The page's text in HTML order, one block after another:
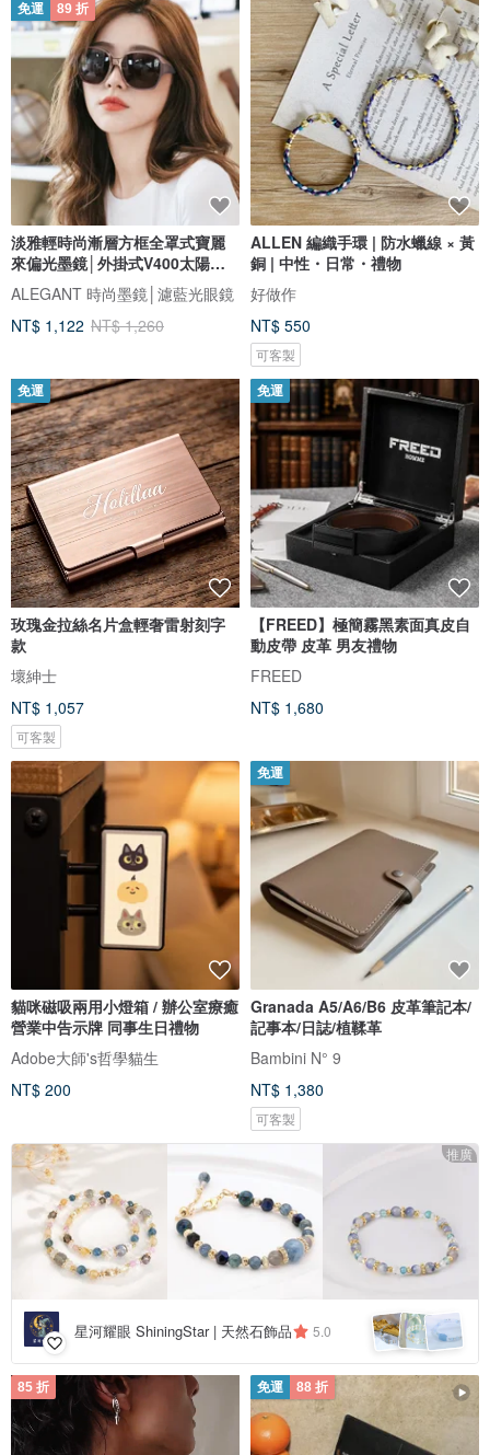
免運 89 折
淡雅輕時尚漸層方框全罩式寶麗
來偏光墨鏡│外掛式V400太陽眼
鏡
ALEGANT 時尚墨鏡│濾藍光眼鏡
NT$ 1,122 NT$ 1,260
ALLEN 編織手環 | 防水蠟線 × 黃
銅 | 中性・日常・禮物
好做作
NT$ 550
可客製
免運
玫瑰金拉絲名片盒輕奢雷射刻字
款
壞紳士
NT$ 1,057
可客製
免運
【FREED】極簡霧黑素面真皮自
動皮帶 皮革 男友禮物
FREED
NT$ 1,680
貓咪磁吸兩用小燈箱 / 辦公室療癒
營業中告示牌 同事生日禮物
Adobe大師's哲學貓生
NT$ 200
免運
Granada A5/A6/B6 皮革筆記本/
記事本/日誌/植鞣革
Bambini N° 9
NT$ 1,380
可客製
推廣
星河耀眼 ShiningStar | 天然石飾品 5.0
85 折 免運 88 折